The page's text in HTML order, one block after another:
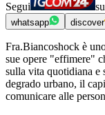
Segui su
whatsapp discover
Fra.Biancoshock è
sue opere "effimere"
sulla vita quotidiana e
degrado urbano, il
comunicare alle